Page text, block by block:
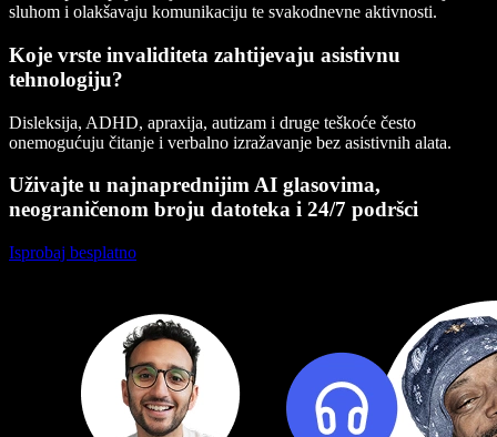
sluhom i olakšavaju komunikaciju te svakodnevne aktivnosti.
Koje vrste invaliditeta zahtijevaju asistivnu
tehnologiju?
Disleksija, ADHD, apraxija, autizam i druge teškoće često
onemogućuju čitanje i verbalno izražavanje bez asistivnih alata.
Uživajte u najnaprednijim AI glasovima,
neograničenom broju datoteka i 24/7 podršci
Isprobaj besplatno